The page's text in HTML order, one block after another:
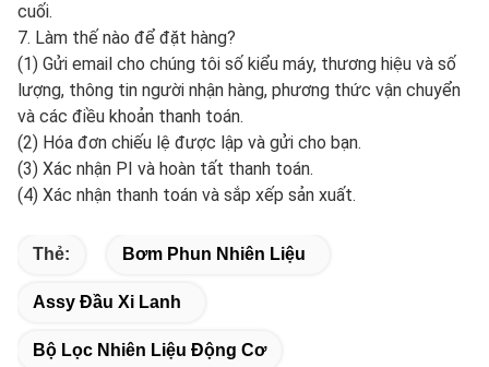
cuối.
7. Làm thế nào để đặt hàng?
(1) Gửi email cho chúng tôi số kiểu máy, thương hiệu và số
lượng, thông tin người nhận hàng, phương thức vận chuyển
và các điều khoản thanh toán.
(2) Hóa đơn chiếu lệ được lập và gửi cho bạn.
(3) Xác nhận PI và hoàn tất thanh toán.
(4) Xác nhận thanh toán và sắp xếp sản xuất.
Thẻ: Bơm Phun Nhiên Liệu
Assy Đầu Xi Lanh
Bộ Lọc Nhiên Liệu Động Cơ